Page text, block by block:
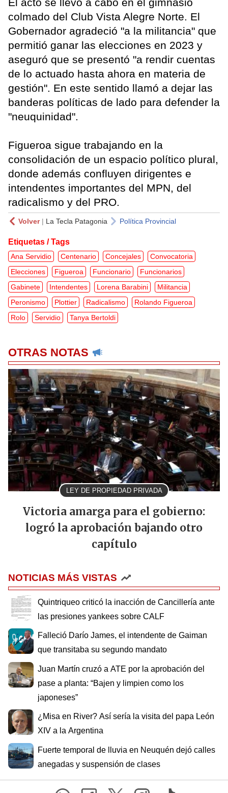
colmado del Club Vista Alegre Norte. El
Gobernador agradeció "a la militancia" que
permitió ganar las elecciones en 2023 y
aseguró que se presentó "a rendir cuentas
de lo actuado hasta ahora en materia de
gestión". En este sentido llamó a dejar las
banderas políticas de lado para defender la
"neuquinidad".
Figueroa sigue trabajando en la
consolidación de un espacio político plural,
donde además confluyen dirigentes e
intendentes importantes del MPN, del
radicalismo y del PRO.
Volver| La Tecla Patagonia Política Provincial
Etiquetas / Tags
Ana Servidio Centenario Concejales
Convocatoria
Elecciones
Figueroa Funcionario
Funcionarios
Gabinete
Intendentes Lorena Barabini
Militancia
Peronismo
Plottier Radicalismo
Rolando Figueroa
Rolo
Servidio Tanya Bertoldi
OTRAS NOTAS
LEY DE PROPIEDAD PRIVADA
Victoria amarga para el gobierno:
logró la aprobación bajando otro
capítulo
NOTICIAS MÁS VISTAS
Quintriqueo criticó la inacción de Cancillería ante
las presiones yankees sobre CALF
Falleció Darío James, el intendente de Gaiman
que transitaba su segundo mandato
Juan Martín cruzó a ATE por la aprobación del
pase a planta: “Bajen y limpien como los
japoneses”
¿Misa en River? Así sería la visita del papa León
XIV a la Argentina
Fuerte temporal de lluvia en Neuquén dejó calles
anegadas y suspensión de clases